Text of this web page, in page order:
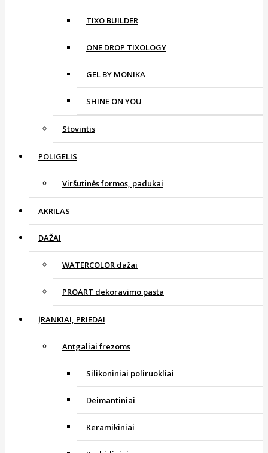
TIXO BUILDER
ONE DROP TIXOLOGY
GEL BY MONIKA
SHINE ON YOU
Stovintis
POLIGELIS
Viršutinės formos, padukai
AKRILAS
DAŽAI
WATERCOLOR dažai
PROART dekoravimo pasta
ĮRANKIAI, PRIEDAI
Antgaliai frezoms
Silikoniniai poliruokliai
Deimantiniai
Keramikiniai